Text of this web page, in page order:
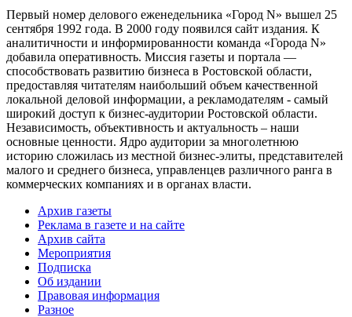
Первый номер делового еженедельника «Город N» вышел 25
сентября 1992 года. В 2000 году появился сайт издания. К
аналитичности и информированности команда «Города N»
добавила оперативность. Миссия газеты и портала —
способствовать развитию бизнеса в Ростовской области,
предоставляя читателям наибольший объем качественной
локальной деловой информации, а рекламодателям - самый
широкий доступ к бизнес-аудитории Ростовской области.
Независимость, объективность и актуальность – наши
основные ценности. Ядро аудитории за многолетнюю
историю сложилась из местной бизнес-элиты, представителей
малого и среднего бизнеса, управленцев различного ранга в
коммерческих компаниях и в органах власти.
Архив газеты
Реклама в газете и на сайте
Архив сайта
Мероприятия
Подписка
Об издании
Правовая информация
Разное